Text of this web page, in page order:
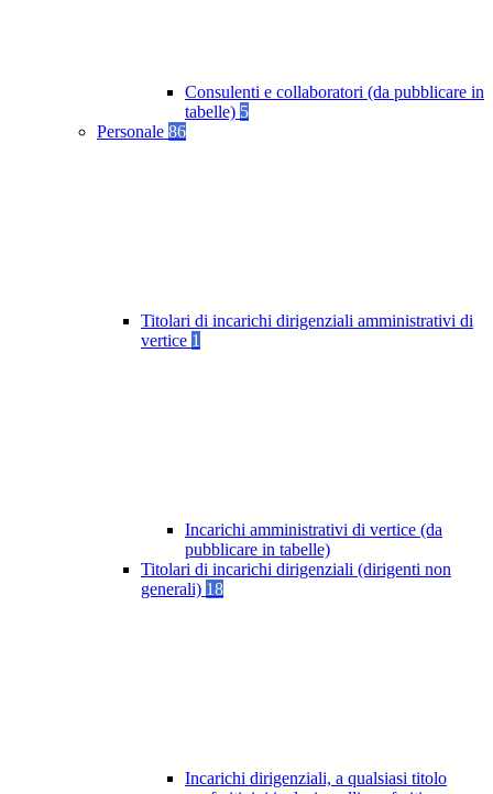
Consulenti e collaboratori (da pubblicare in
tabelle) 5
Personale 86
Titolari di incarichi dirigenziali amministrativi di
vertice 1
Incarichi amministrativi di vertice (da
pubblicare in tabelle)
Titolari di incarichi dirigenziali (dirigenti non
generali) 18
Incarichi dirigenziali, a qualsiasi titolo